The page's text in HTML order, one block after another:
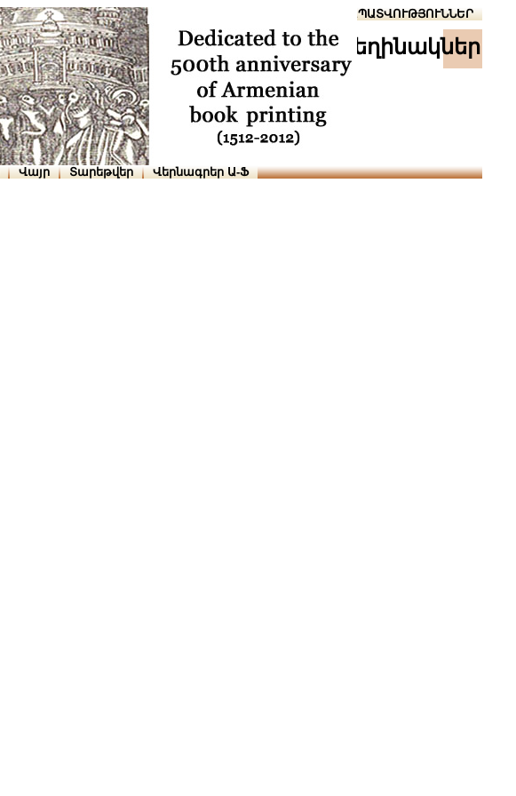
ՆԱԽԱՊԱՏՎՈՒԹՅՈՒՆՆԵՐ
հեղինակներ
Վայր Տարեթվեր Վերնագրեր Ա-Ֆ